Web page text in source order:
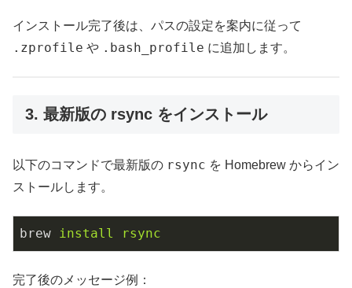
インストール完了後は、パスの設定を案内に従って
.zprofile や .bash_profile に追加します。
3. 最新版の rsync をインストール
以下のコマンドで最新版の rsync を Homebrew からイン
ストールします。
brew install rsync
完了後のメッセージ例：